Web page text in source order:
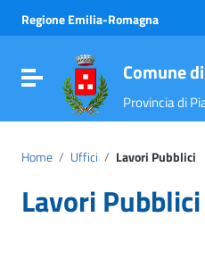
Vai al menu di navigazione
Vai al footer
Regione Emilia-Romagna
Attiva / disattiva laComune
Provincia di
Home / Uffici / Lavori Pubblici
Lavori Pubblici